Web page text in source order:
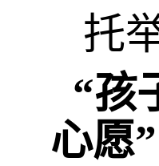
托
“孩
心愿”